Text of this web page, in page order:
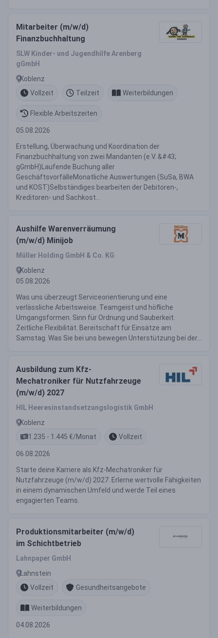
Mitarbeiter (m/w/d)
Finanzbuchhaltung
SLW Kinder- und Jugendhilfe Arenberg
gGmbH
Koblenz
Vollzeit
Teilzeit Weiterbildungen
Flexible Arbeitszeiten
05.08.2026
Erstellung, Überwachung und Koordination der
Finanzbuchhaltung von zwei Mandanten (e.V. &#43;
gGmbH)Laufende Buchung aller
GeschäftsvorfälleMonatliche Auswertungen (SuSa, BWA
und KOST)Selbständiges bearbeiten der Debitoren-,
Kreditoren- und Sachkost...
Aushilfe Warenverräumung
(m/w/d) Minijob
Müller Holding GmbH & Co. KG
Koblenz
05.08.2026
Was uns überzeugt Serviceorientierung und eine
verlässliche Arbeitsweise. Teamgeist und höfliche
Umgangsformen. Sinn für Ordnung und Sauberkeit.
Zeitliche Flexibilität. Bereitschaft für Einsätze am
Samstag. Was Sie bei uns bewegen Unterstützung bei der...
Ausbildung zum Kfz-
Mechatroniker für Nutzfahrzeuge
(m/w/d) 2027
HIL Heeresinstandsetzungslogistik GmbH
Koblenz
1.235 - 1.445 €/Monat
Vollzeit
06.08.2026
Starte deine Karriere als Kfz-Mechatroniker für
Nutzfahrzeuge (m/w/d) 2027. Erlerne wertvolle Fähigkeiten
in einem dynamischen Umfeld und werde Teil eines
engagierten Teams.
Produktionsmitarbeiter (m/w/d)
im Schichtbetrieb
Lahnpaper GmbH
Lahnstein
Vollzeit
Gesundheitsangebote
Weiterbildungen
04.08.2026